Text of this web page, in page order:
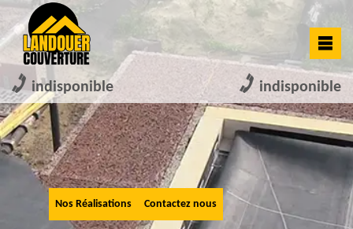
indisponible indisponible
Nos Réalisations Contactez nous